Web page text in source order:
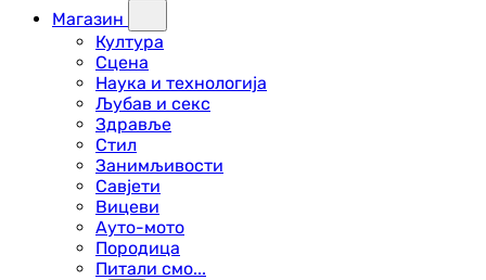
Магазин
Култура
Сцена
Наука и технологија
Љубав и секс
Здравље
Стил
Занимљивости
Савјети
Вицеви
Ауто-мото
Породица
Питали смо...